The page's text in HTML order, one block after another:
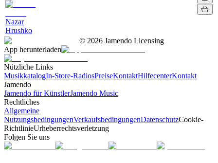
Nazar
Hrushko
© 2026 Jamendo Licensing
App herunterladen
Nützliche Links
MusikkatalogIn-Store-RadiosPreiseKontaktHilfecenterKontakt
Jamendo
Jamendo für KünstlerJamendo Music
Rechtliches
Allgemeine
NutzungsbedingungenVerkaufsbedingungenDatenschutzCookie-
RichtlinieUrheberrechtsverletzung
Folgen Sie uns